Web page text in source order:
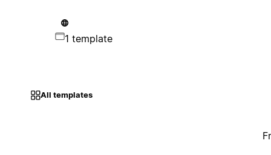
1 template
All templates